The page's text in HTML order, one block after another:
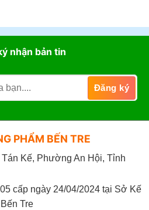
nhận bản tin
PHẨM BẾN TRE
Kế, Phường An Hội, Tỉnh
cấp ngày 24/04/2024 tại Sở Kế
Tre